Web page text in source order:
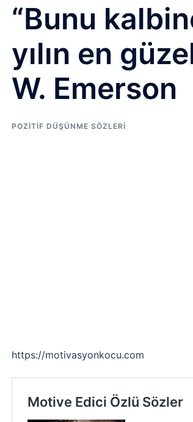
“Bunu
yılın en
W. Emerson
POZITIF DÜŞÜNME SÖZLERI
https://motivasyonkocu.com